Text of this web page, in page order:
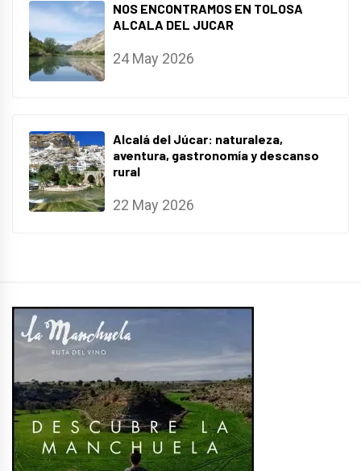
NOS ENCONTRAMOS EN TOLOSA
ALCALA DEL JUCAR
24 May 2026
Alcalá del Júcar: naturaleza,
aventura, gastronomía y descanso
rural
22 May 2026